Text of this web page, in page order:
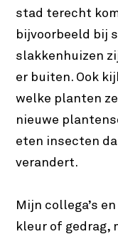
stad terecht
bijvoorbeeld bij
slakkenhuizen
er buiten. Ook
welke planten
nieuwe
eten insecten
verandert.
Mijn collega’s
kleur of gedrag,